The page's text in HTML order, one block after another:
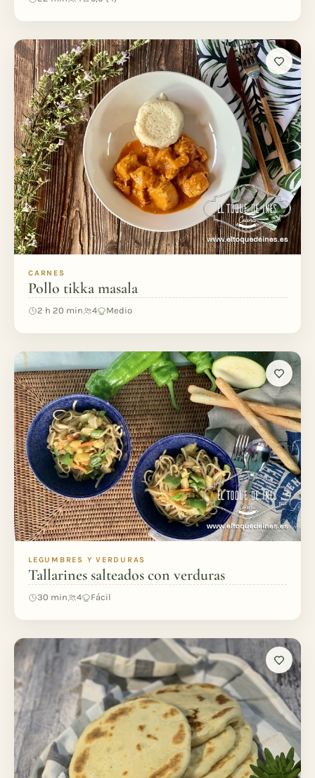
CARNES
Pollo tikka masala
2 h 20 min 4 Medio
LEGUMBRES Y VERDURAS
Tallarines salteados con verduras
30 min 4 Fácil